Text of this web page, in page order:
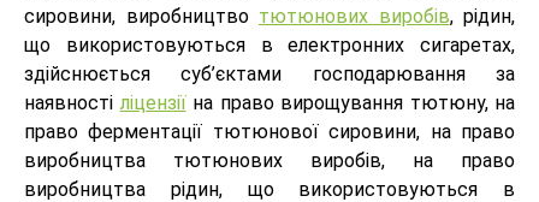
сировини, виробництво тютюнових виробів, рідин,
що використовуються в електронних сигаретах,
здійснюється суб’єктами господарювання за
наявностіліцензіїна право вирощування тютюну, на
право ферментації тютюнової сировини, на право
виробництва тютюнових виробів, на право
виробництва рідин, що використовуються в